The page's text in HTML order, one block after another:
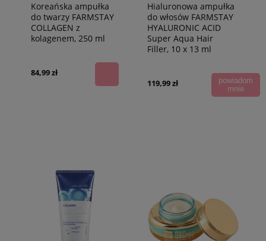
Koreańska ampułka
do twarzy FARMSTAY
COLLAGEN z
kolagenem, 250 ml
84,99 zł
Hialuronowa ampułka
do włosów FARMSTAY
HYALURONIC ACID
Super Aqua Hair
Filler, 10 x 13 ml
119,99 zł
powiadom
mnie